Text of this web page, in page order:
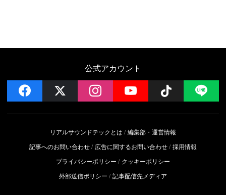
公式アカウント
facebook instagramYouTube Follow
リアルサウンドテックとは
編集部・運営情報
記事へのお問い合わせ
広告に関するお問い合わせ 採用情報
プライバシーポリシー
クッキーポリシー
外部送信ポリシー
記事配信先メディア